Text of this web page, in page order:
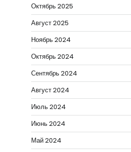
Октябрь 2025
Август 2025
Ноябрь 2024
Октябрь 2024
Сентябрь 2024
Август 2024
Июль 2024
Июнь 2024
Май 2024